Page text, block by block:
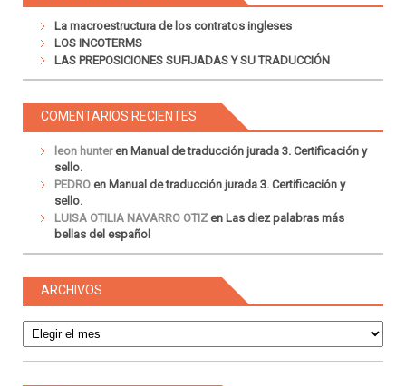
La macroestructura de los contratos ingleses
LOS INCOTERMS
LAS PREPOSICIONES SUFIJADAS Y SU TRADUCCIÓN
COMENTARIOS RECIENTES
leon hunteren Manual de traducción jurada 3. Certificación y
sello.
PEDRO en Manual de traducción jurada 3. Certificación y
sello.
LUISA OTILIA NAVARRO OTIZ en Las diez palabras más
bellas del español
ARCHIVOS